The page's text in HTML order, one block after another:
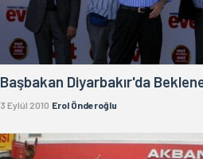
Başbakan Diyarbakır'da
3 Eylül 2010 Erol Önderoğlu